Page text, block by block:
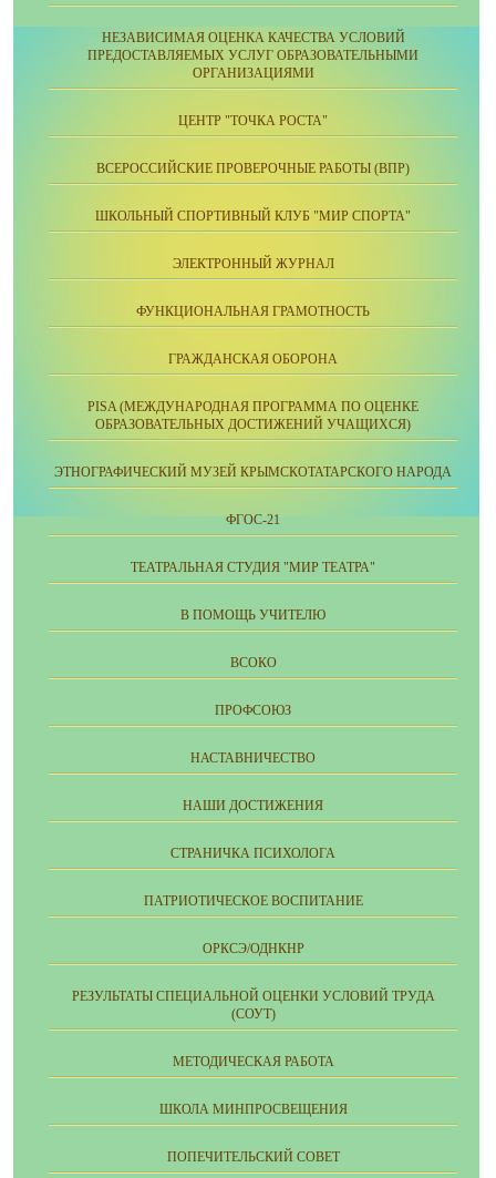
НЕЗАВИСИМАЯ ОЦЕНКА КАЧЕСТВА УСЛОВИЙ
ПРЕДОСТАВЛЯЕМЫХ УСЛУГ ОБРАЗОВАТЕЛЬНЫМИ
ОРГАНИЗАЦИЯМИ
ЦЕНТР "ТОЧКА РОСТА"
ВСЕРОССИЙСКИЕ ПРОВЕРОЧНЫЕ РАБОТЫ (ВПР)
ШКОЛЬНЫЙ СПОРТИВНЫЙ КЛУБ "МИР СПОРТА"
ЭЛЕКТРОННЫЙ ЖУРНАЛ
ФУНКЦИОНАЛЬНАЯ ГРАМОТНОСТЬ
ГРАЖДАНСКАЯ ОБОРОНА
PISA (МЕЖДУНАРОДНАЯ ПРОГРАММА ПО ОЦЕНКЕ
ОБРАЗОВАТЕЛЬНЫХ ДОСТИЖЕНИЙ УЧАЩИХСЯ)
ЭТНОГРАФИЧЕСКИЙ МУЗЕЙ КРЫМСКОТАТАРСКОГО НАРОДА
ФГОС-21
ТЕАТРАЛЬНАЯ СТУДИЯ "МИР ТЕАТРА"
В ПОМОЩЬ УЧИТЕЛЮ
ВСОКО
ПРОФСОЮЗ
НАСТАВНИЧЕСТВО
НАШИ ДОСТИЖЕНИЯ
СТРАНИЧКА ПСИХОЛОГА
ПАТРИОТИЧЕСКОЕ ВОСПИТАНИЕ
ОРКСЭ/ОДНКНР
РЕЗУЛЬТАТЫ СПЕЦИАЛЬНОЙ ОЦЕНКИ УСЛОВИЙ ТРУДА
(СОУТ)
МЕТОДИЧЕСКАЯ РАБОТА
ШКОЛА МИНПРОСВЕЩЕНИЯ
ПОПЕЧИТЕЛЬСКИЙ СОВЕТ